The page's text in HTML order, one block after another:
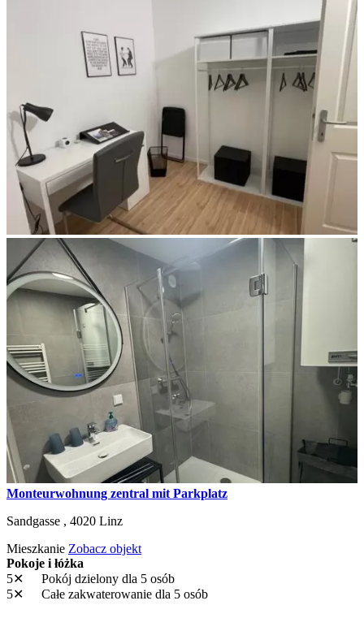
Monteurwohnung zentral mit Parkplatz
Sandgasse , 4020 Linz
Mieszkanie Zobacz objekt
Pokoje i łóżka
5✕
Pokój dzielony dla 5 osób
5✕
Całe zakwaterowanie dla 5 osób